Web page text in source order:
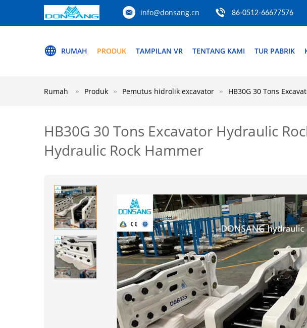
info@donsang.cn 86-0512-66677576
RUMAH PRODUK TAMPILAN VR TENTANG KAMI TUR PABRIK
Rumah Produk Pemutus hidrolik excavator HB30G 30 Tons
HB30G 30 Tons Excavator Hydraulic
Hydraulic Rock Hammer